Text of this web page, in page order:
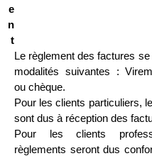
e
n
t
Le règlement des factures
modalités suivantes :
ou chèque.
Pour les clients particuliers,
sont dus à réception des
Pour les clients
règlements seront dus